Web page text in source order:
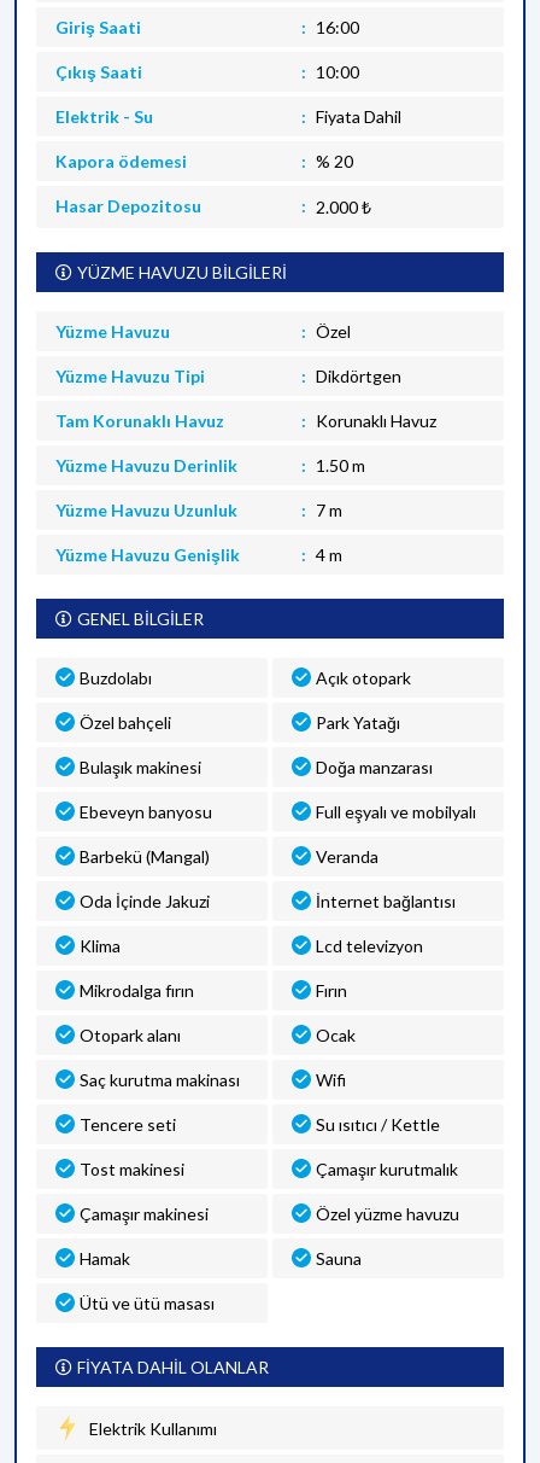
Giriş Saati 16:00
Çıkış Saati 10:00
Elektrik - Su Fiyata Dahil
Kapora ödemesi % 20
Hasar Depozitosu 2.000 ₺
YÜZME HAVUZU BİLGİLERİ
Yüzme Havuzu Özel
Yüzme Havuzu Tipi Dikdörtgen
Tam Korunaklı Havuz Korunaklı Havuz
Yüzme Havuzu Derinlik 1.50 m
Yüzme Havuzu Uzunluk 7 m
Yüzme Havuzu Genişlik 4 m
GENEL BİLGİLER
Buzdolabı Açık otopark
Özel bahçeli Park Yatağı
Bulaşık makinesi Doğa manzarası
Ebeveyn banyosu Full eşyalı ve mobilyalı
Barbekü (Mangal) Veranda
Oda İçinde Jakuzi İnternet bağlantısı
Klima Lcd televizyon
Mikrodalga fırın Fırın
Otopark alanı Ocak
Saç kurutma makinası Wifi
Tencere seti Su ısıtıcı / Kettle
Tost makinesi Çamaşır kurutmalık
Çamaşır makinesi Özel yüzme havuzu
Hamak Sauna
Ütü ve ütü masası
FİYATA DAHİL OLANLAR
Elektrik Kullanımı